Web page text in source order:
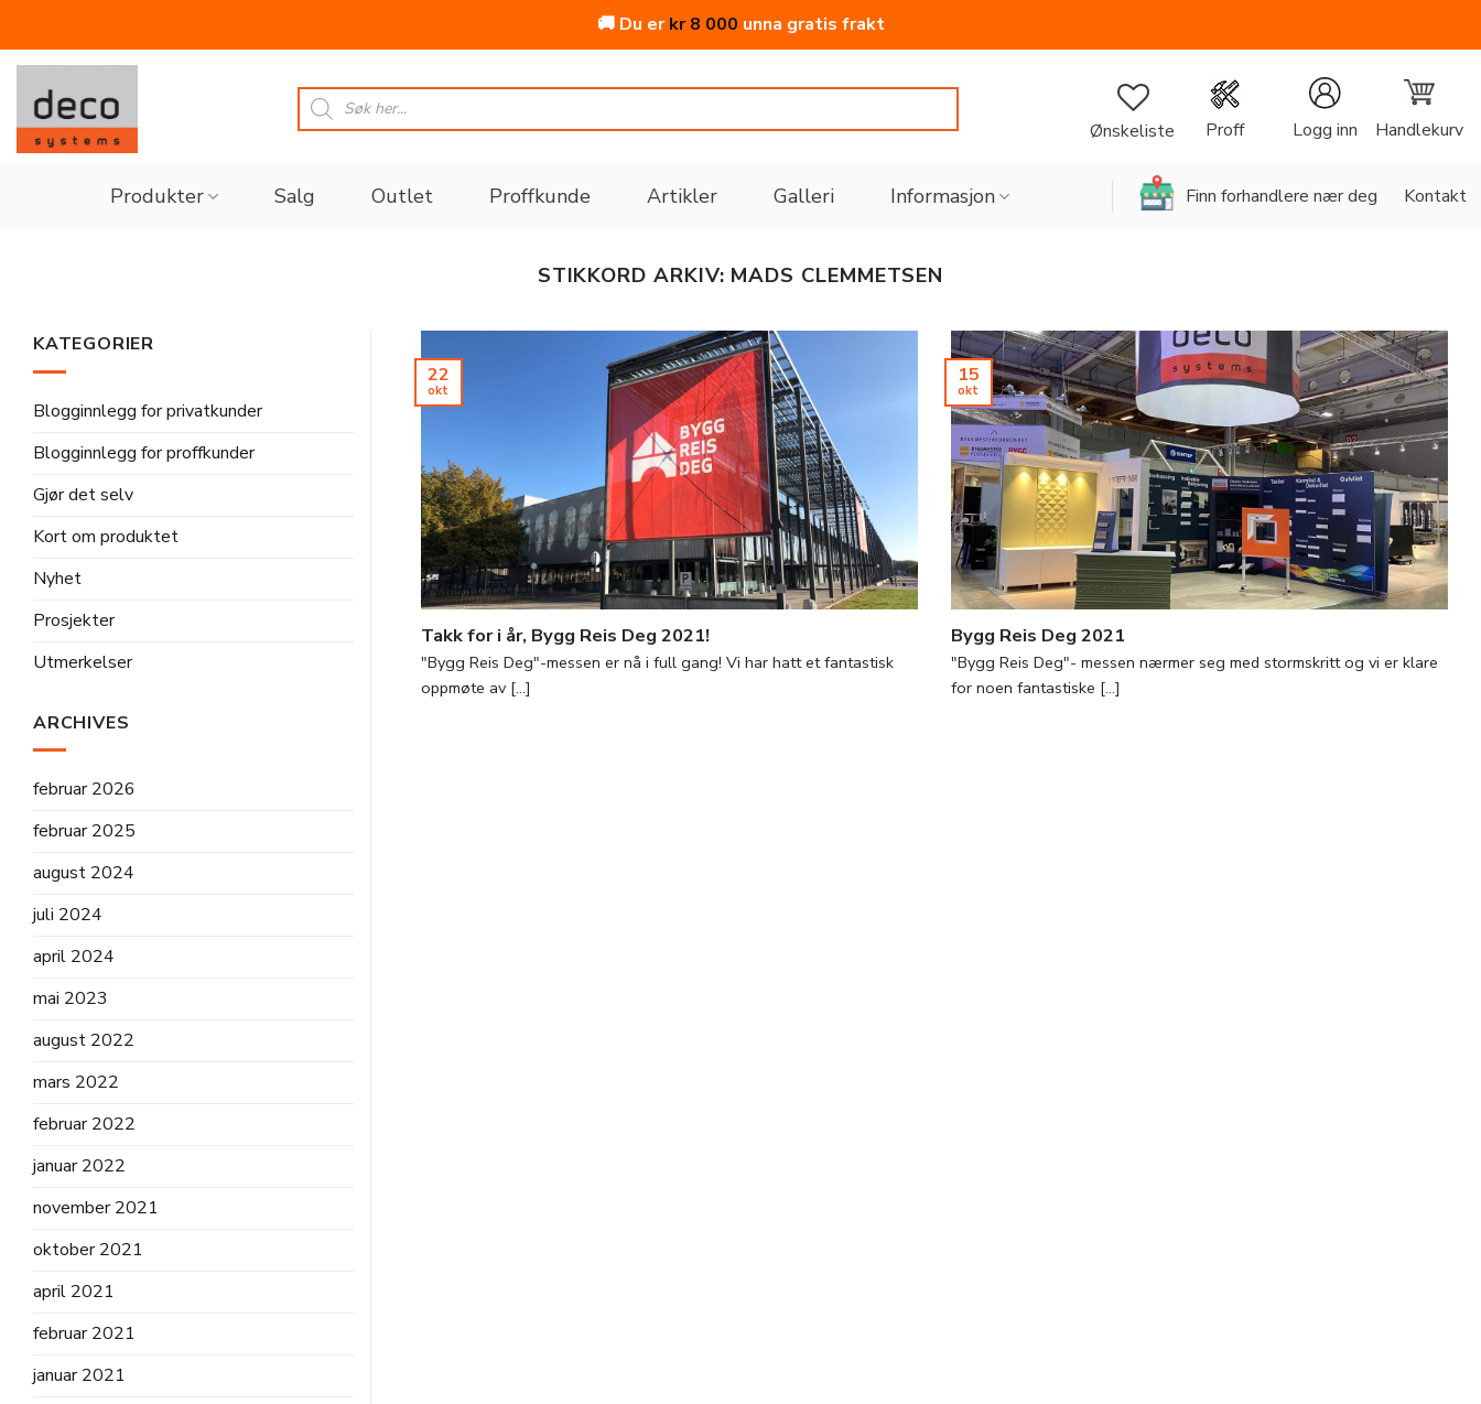
🚚 Du erkr8 000 unna gratis frakt
Skip
content
Products
search
Ønskeliste Proff Logg inn Handlekurv
Produkter Salg Outlet Proffkunde Artikler Galleri Informasjon Finn forhandlere nær deg Kontakt
STIKKORD ARKIV: MADS CLEMMETSEN
KATEGORIER
Blogginnlegg for privatkunder
Blogginnlegg for proffkunder
Gjør det selv
Kort om produktet
Nyhet
Prosjekter
Utmerkelser
ARCHIVES
februar 2026
februar 2025
august 2024
juli 2024
april 2024
mai 2023
august 2022
mars 2022
februar 2022
januar 2022
november 2021
oktober 2021
april 2021
februar 2021
januar 2021
Takk for i år, Bygg Reis Deg 2021!
"Bygg Reis Deg"-messen er nå i full gang! Vi har hatt et fantastisk
oppmøte av [...]
22
okt
Bygg Reis Deg 2021
"Bygg Reis Deg"- messen nærmer seg med stormskritt og vi er klare
for noen fantastiske [...]
15
okt